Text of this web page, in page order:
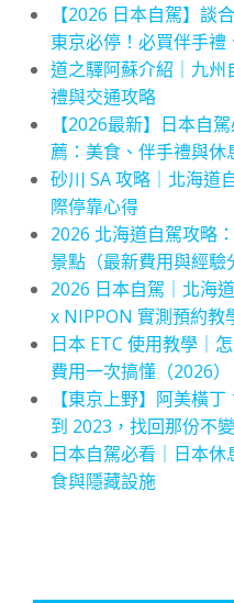
【2026 日本自駕】談
東京必停！必買伴手
道之驛阿蘇介紹｜九
禮與交通攻略
【2026最新】日本自
薦：美食、伴手禮與休
砂川 SA 攻略｜北海道
際停靠心得
2026 北海道自駕攻略
景點（最新費用與經驗
2026 日本自駕｜北海
x NIPPON 實測預約教
日本 ETC 使用教學｜
費用一次搞懂（2026）
【東京上野】阿美橫
到 2023，找回那份不
日本自駕必看｜日本
食與隱藏設施